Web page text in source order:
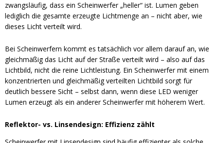
zwangsläufig, dass ein Scheinwerfer „heller“ ist. Lumen geben
lediglich die gesamte erzeugte Lichtmenge an – nicht aber, wie
dieses Licht verteilt wird.
Bei Scheinwerfern kommt es tatsächlich vor allem darauf an, wie
gleichmäßig das Licht auf der Straße verteilt wird – also auf das
Lichtbild, nicht die reine Lichtleistung. Ein Scheinwerfer mit einem
konzentrierten und gleichmäßig verteilten Lichtbild sorgt für
deutlich bessere Sicht – selbst dann, wenn diese LED weniger
Lumen erzeugt als ein anderer Scheinwerfer mit höherem Wert.
Reflektor- vs. Linsendesign: Effizienz zählt